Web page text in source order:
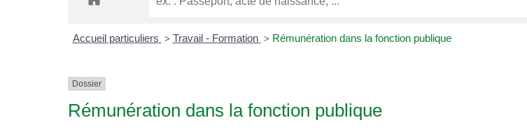
Accueil particuliers > Travail - Formation > Rémunération dans la fonction publique
Dossier
Rémunération dans la fonction publique